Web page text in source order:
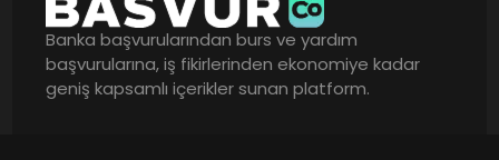
Banka başvurularından burs ve yardım
başvurularına, iş fikirlerinden ekonomiye kadar
geniş kapsamlı içerikler sunan platform.